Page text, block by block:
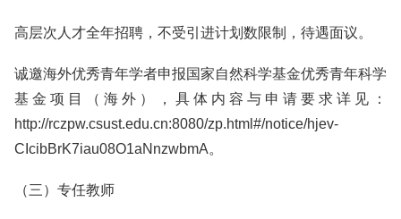
高层次人才全年招聘，不受引进计划数限制，待遇面议。
诚邀海外优秀青年学者申报国家自然科学基金优秀青年科学
基金项目（海外），具体内容与申请要求详见：
http://rczpw.csust.edu.cn:8080/zp.html#/notice/hjev-
CIcibBrK7iau08O1aNnzwbmA。
（三）专任教师